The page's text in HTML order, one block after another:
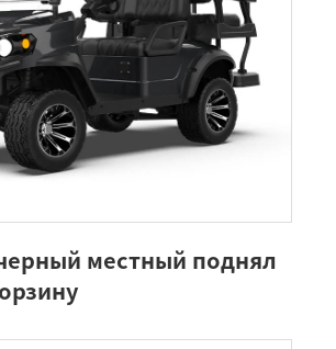
местный поднял